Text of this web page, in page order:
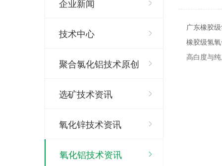
企业新闻
技术中心
聚合氯化铝技术原创
选矿技术资讯
氧化锌技术资讯
氧化铝技术资讯
广东橡胶级
橡胶级氢氧
高白度与